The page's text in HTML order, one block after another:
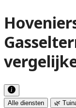
Alle diensten 🌿